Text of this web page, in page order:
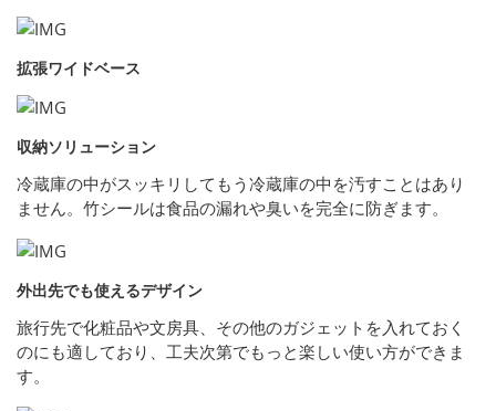
拡張ワイドベース
収納ソリューション
冷蔵庫の中がスッキリしてもう冷蔵庫の中を汚すことはあり
ません。竹シールは食品の漏れや臭いを完全に防ぎます。
外出先でも使えるデザイン
旅行先で化粧品や文房具、その他のガジェットを入れておく
のにも適しており、工夫次第でもっと楽しい使い方ができま
す。